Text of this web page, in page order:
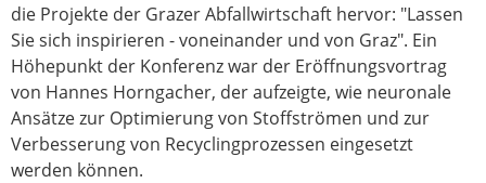
die Projekte der Grazer Abfallwirtschaft hervor: "Lassen
Sie sich inspirieren - voneinander und von Graz". Ein
Höhepunkt der Konferenz war der Eröffnungsvortrag
von Hannes Horngacher, der aufzeigte, wie neuronale
Ansätze zur Optimierung von Stoffströmen und zur
Verbesserung von Recyclingprozessen eingesetzt
werden können.